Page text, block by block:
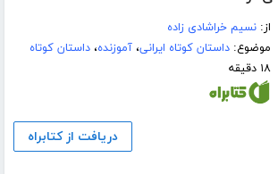
از:نسیم خراشادی زاده
موضوع:داستان کوتاه ایرانی،آموزنده،داستان کوتاه
۱۸ دقیقه
دریافت از کتابراه